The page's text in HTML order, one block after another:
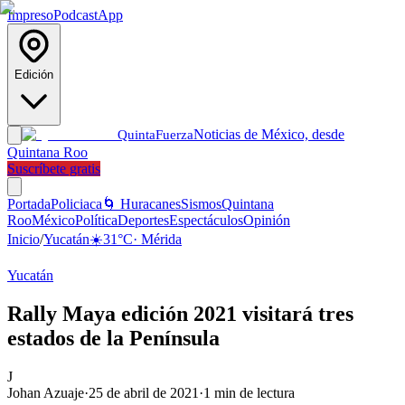
ImpresoPodcastApp
Edición
QuintaFuerzaNoticias de México, desde
Quintana Roo
Suscríbete gratis
PortadaPoliciaca 🌀 HuracanesSismosQuintana
RooMéxicoPolíticaDeportesEspectáculosOpinión
Inicio/Yucatán☀️31°C· Mérida
Yucatán
Rally Maya edición 2021 visitará tres
estados de la Península
J
Johan Azuaje·25 de abril de 2021 ·1 min de lectura